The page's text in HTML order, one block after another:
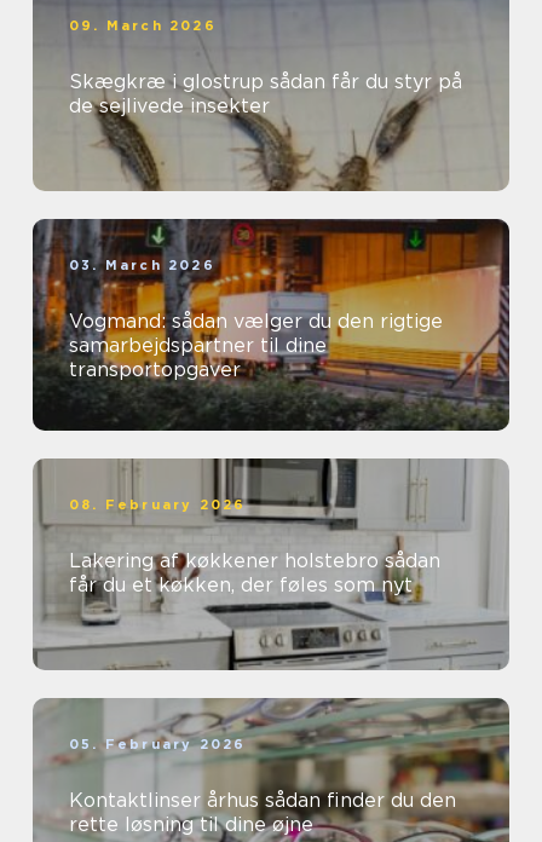
09. March 2026
Skægkræ i glostrup sådan får du styr på
de sejlivede insekter
03. March 2026
Vogmand: sådan vælger du den rigtige
samarbejdspartner til dine
transportopgaver
08. February 2026
Lakering af køkkener holstebro sådan
får du et køkken, der føles som nyt
05. February 2026
Kontaktlinser århus sådan finder du den
rette løsning til dine øjne